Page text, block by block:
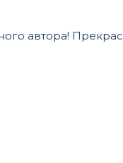
автора!